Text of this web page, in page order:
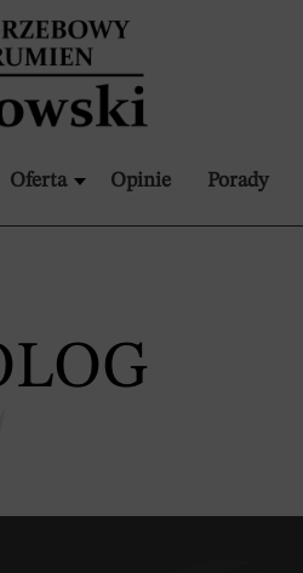
Oferta Opinie Porady